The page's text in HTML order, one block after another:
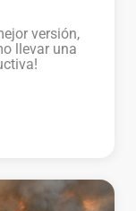
versión,
llevar una